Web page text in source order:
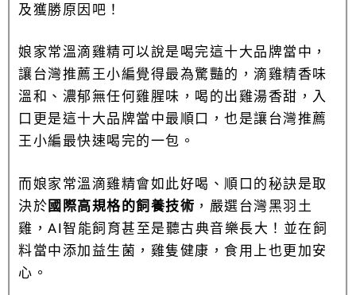
及獲勝原因吧！
娘家常溫滴雞精可以說是喝完這十大品牌當中，
讓台灣推薦王小編覺得最為驚豔的，滴雞精香味
溫和、濃郁無任何雞腥味，喝的出雞湯香甜，入
口更是這十大品牌當中最順口，也是讓台灣推薦
王小編最快速喝完的一包。
而娘家常溫滴雞精會如此好喝、順口的秘訣是取
決於 國際高規格的飼養技術 ，嚴選台灣黑羽土
雞，AI智能飼育甚至是聽古典音樂長大！並在飼
料當中添加益生菌，雞隻健康，食用上也更加安
心。